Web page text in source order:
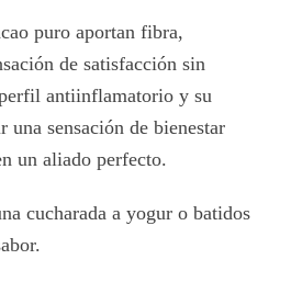
puro aportan fibra,
de satisfacción sin
antiinflamatorio y su
una sensación de bienestar
un aliado perfecto.
cucharada a yogur o batidos